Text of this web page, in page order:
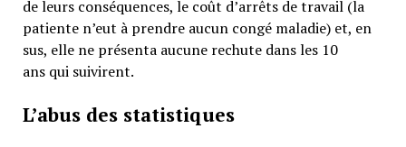
de leurs conséquences, le coût d’arrêts de travail (la
patiente n’eut à prendre aucun congé maladie) et, en
sus, elle ne présenta aucune rechute dans les 10
ans qui suivirent.
L’abus des statistiques